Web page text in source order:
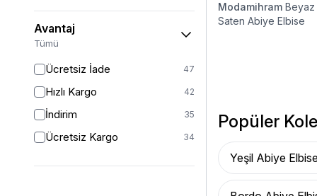
Avantaj
Tümü
Ücretsiz İade 47
Hızlı Kargo 42
İndirim 35
Ücretsiz Kargo 34
Modamihram Beyaz
Saten Abiye Elbise
Popüler
Yeşil Abiye